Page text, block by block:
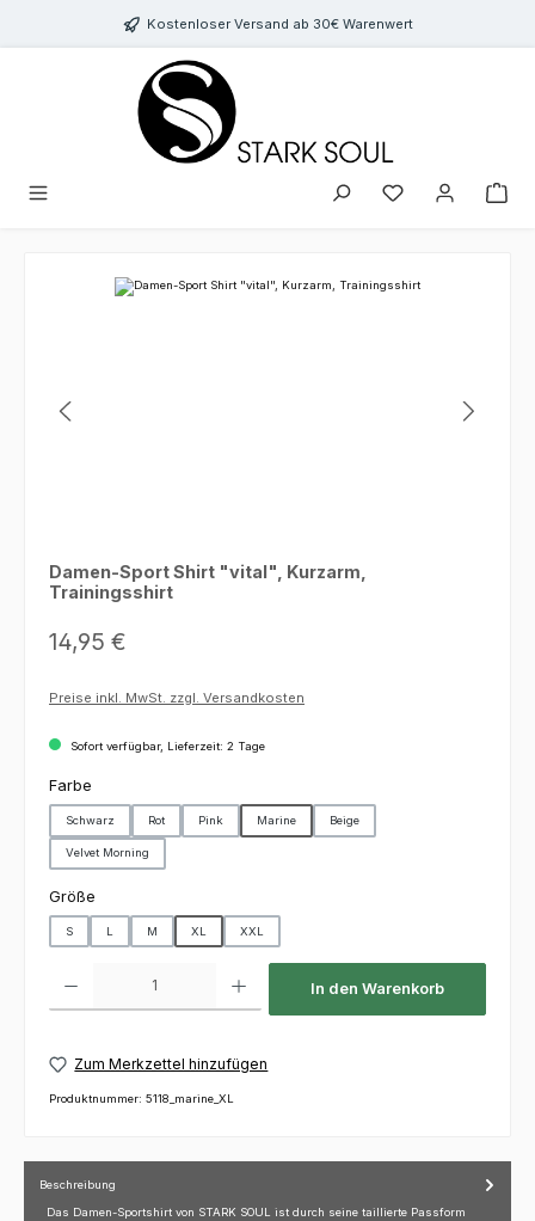
Zum Hauptinhalt springenKostenloser Versand ab 30€ Warenwert
Bildergalerie überspringen
Damen-Sport Shirt "vital", Kurzarm,
Trainingsshirt
Regulärer Preis:
14,95 €
Preise inkl. MwSt. zzgl. Versandkosten
Sofort verfügbar, Lieferzeit: 2 Tage
Farbe
Schwarz Rot Pink Marine Beige
Velvet Morning
Größe
S L M XL XXL
In den Warenkorb
Zum Merkzettel hinzufügen
Produktnummer: 5118_marine_XL
Beschreibung
Das Damen-Sportshirt von STARK SOUL ist durch seine taillierte Passform